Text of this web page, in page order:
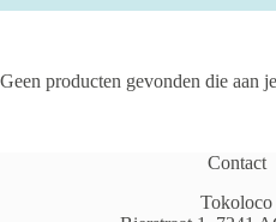
Geen producten gevonden die aan
Contact
Tokoloco